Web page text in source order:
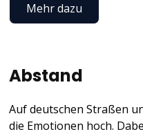
Mehr dazu
Abstand
Auf deutschen Straßen
die Emotionen hoch.